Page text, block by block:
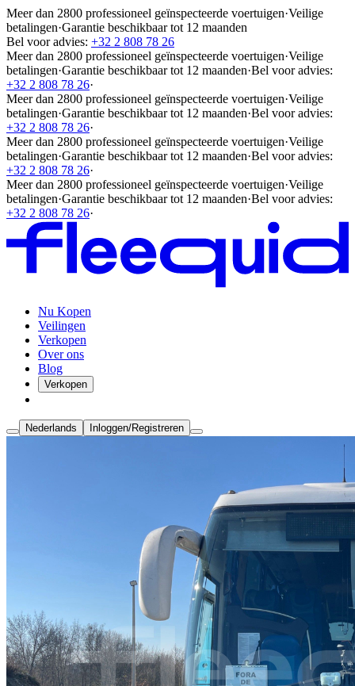
Meer dan 2800 professioneel geïnspecteerde voertuigen·Veilige
betalingen·Garantie beschikbaar tot 12 maanden
Bel voor advies: +32 2 808 78 26
Meer dan 2800 professioneel geïnspecteerde voertuigen·Veilige
betalingen·Garantie beschikbaar tot 12 maanden·Bel voor advies:
+32 2 808 78 26·
Meer dan 2800 professioneel geïnspecteerde voertuigen·Veilige
betalingen·Garantie beschikbaar tot 12 maanden·Bel voor advies:
+32 2 808 78 26·
Meer dan 2800 professioneel geïnspecteerde voertuigen·Veilige
betalingen·Garantie beschikbaar tot 12 maanden·Bel voor advies:
+32 2 808 78 26·
Meer dan 2800 professioneel geïnspecteerde voertuigen·Veilige
betalingen·Garantie beschikbaar tot 12 maanden·Bel voor advies:
+32 2 808 78 26·
Nu Kopen
Veilingen
Verkopen
Over ons
Blog
Verkopen
Nederlands Inloggen/Registreren